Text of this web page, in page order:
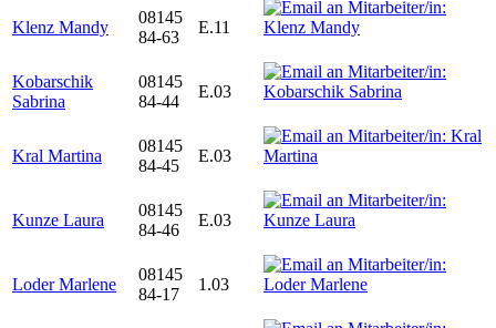
Klenz Mandy
08145
84-63
E.11
Kobarschik
Sabrina
08145
84-44
E.03
Kral Martina
08145
84-45
E.03
Kunze Laura
08145
84-46
E.03
Loder Marlene
08145
84-17
1.03